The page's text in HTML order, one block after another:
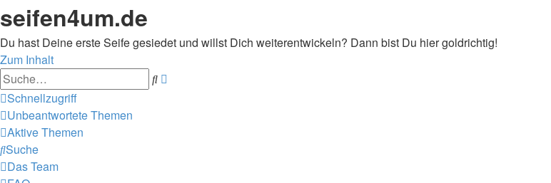
seifen4um.de
Du hast Deine erste Seife gesiedet und willst Dich weiterentwickeln? Dann bist Du hier goldrichtig!
Zum Inhalt
Suche
Schnellzugriff
Unbeantwortete Themen
Aktive Themen
Suche
Das Team